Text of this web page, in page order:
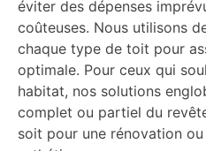
éviter des dépenses
coûteuses. Nous utilisons
chaque type de toit pour
optimale. Pour ceux qui
habitat, nos solutions
complet ou partiel du
soit pour une rénovation